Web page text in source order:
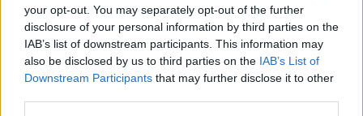
your opt-out. You may separately opt-out of the further
disclosure of your personal information by third parties on the
IAB’s list of downstream participants. This information may
also be disclosed by us to third parties on the IAB’s List of
Downstream Participants that may further disclose it to other
In continuità con il paragrafo precedente, la Valle
dello Stubai offre escursioni giornaliere facilmente
organizzabili grazie asentieri tematici , parchi
avventura, parchi acquatici e percorsi per bambini